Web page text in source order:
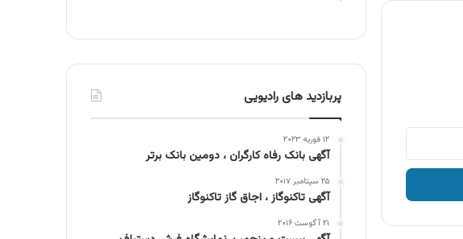
پربازدید های رادیویی
۱۲ فوریه ۲۰۲۳
آگهی بانک رفاه کارگران ، دومین بانک برتر
۲۵ سپتامبر ۲۰۱۷
آگهی تاکنوگاز ، اجاق گاز تاکنوگاز
۲۱ آگوست ۲۰۱۶